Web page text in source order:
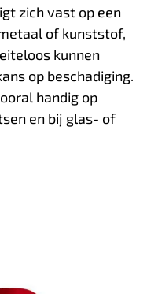
zich vast op een
of kunststof,
kunnen
op beschadiging.
handig op
en bij glas- of